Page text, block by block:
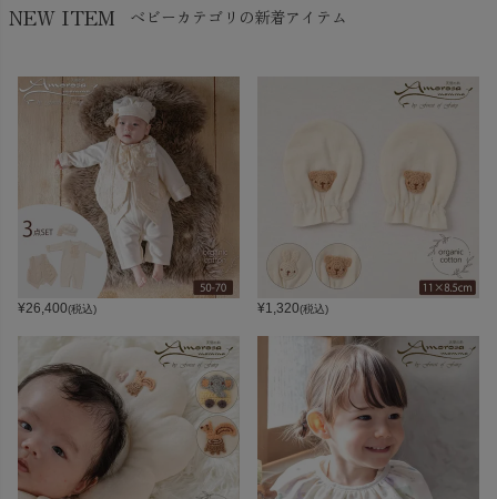
NEW ITEM ベビーカテゴリの新着アイテム
¥26,400(税込) ¥1,320(税込)